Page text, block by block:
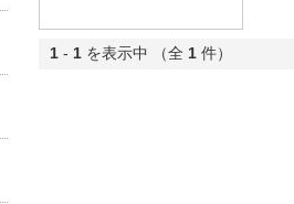
1 - 1 を表示中 （全 1 件）